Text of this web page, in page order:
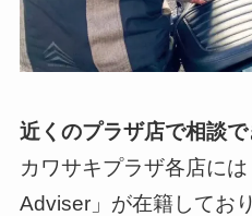
近くのプラザ店で相談
カワサキプラザ各店に
Adviser」が在籍してお